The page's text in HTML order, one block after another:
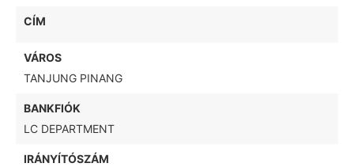
CÍM
VÁROS
TANJUNG PINANG
BANKFIÓK
LC DEPARTMENT
IRÁNYÍTÓSZÁM